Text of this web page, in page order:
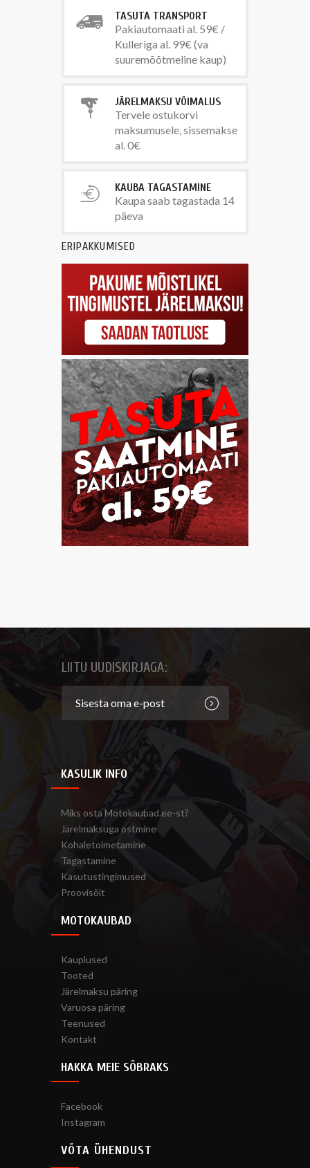
TASUTA TRANSPORT
Pakiautomaati al. 59€ /
Kulleriga al. 99€ (va
suuremõõtmeline kaup)
JÄRELMAKSU VÕIMALUS
Tervele ostukorvi
maksumusele, sissemakse
al. 0€
KAUBA TAGASTAMINE
Kaupa saab tagastada 14
päeva
ERIPAKKUMISED
LIITU UUDISKIRJAGA:
KASULIK INFO
Miks osta Motokaubad.ee-st?
Järelmaksuga ostmine
Kohaletoimetamine
Tagastamine
Kasutustingimused
Proovisõit
MOTOKAUBAD
Kauplused
Tooted
Järelmaksu päring
Varuosa päring
Teenused
Kontakt
HAKKA MEIE SÕBRAKS
Facebook
Instagram
VÕTA ÜHENDUST